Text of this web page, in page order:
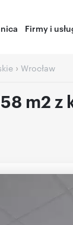
Firmy i
› Wrocław
m2 z